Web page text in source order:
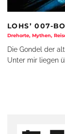
LOHS’ 007-
Drehorte, Mythen,
Die Gondel der
Unter mir liegen